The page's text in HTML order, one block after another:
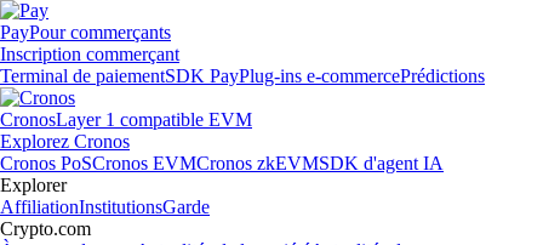
PayPour commerçants
Inscription commerçant
Terminal de paiementSDK PayPlug-ins e-commercePrédictions
CronosLayer 1 compatible EVM
Explorez Cronos
Cronos PoSCronos EVMCronos zkEVMSDK d'agent IA
Explorer
AffiliationInstitutionsGarde
Crypto.com